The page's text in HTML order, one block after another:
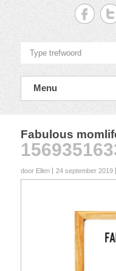
Menu
Fabulous
door Ellen 24 september 2019